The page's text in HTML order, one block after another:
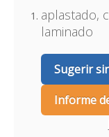
aplastado,
laminado
Sugerir
Informe